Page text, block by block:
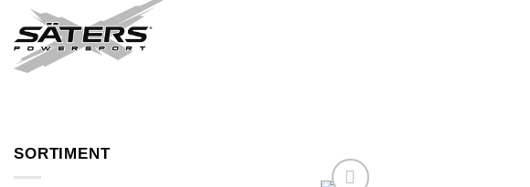
content
SORTIMENT